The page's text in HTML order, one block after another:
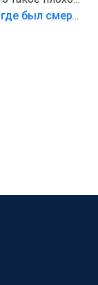
же
«Попал на пику»: СК показал место, где был смертельно травмирован ребенок в Тольятти